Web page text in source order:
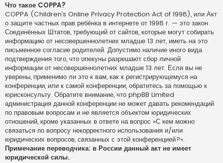
Что такое COPPA?
COPPA (Children’s Online Privacy Protection Act of 1998), или Акт
о защите частных прав ребёнка в интернете от 1998 г. — это закон
Соединённых Штатов, требующий от сайтов, которые могут собирать
информацию от несовершеннолетних младше 13 лет, иметь на это
письменное согласие родителей. Допустимо наличие иного вида
подтверждения того, что опекуны разрешают сбор личной
информации от несовершеннолетних младше 13 лет. Если вы не
уверены, применимо ли это к вам, как к регистрирующемуся на
конференции, или к самой конференции, обратитесь за помощью к
юрисконсульту. Обратите внимание, что phpBB Limited
администрация данной конференции не может давать рекомендаций
по правовым вопросам и не является объектом юридических
отношений, кроме указанных в ответе на вопрос «С кем можно
связаться по вопросу некорректного использования и/или
юридических вопросов, связанных с этой конференцией?».
Примечание переводчика: в России данный акт не имеет
юридической силы..